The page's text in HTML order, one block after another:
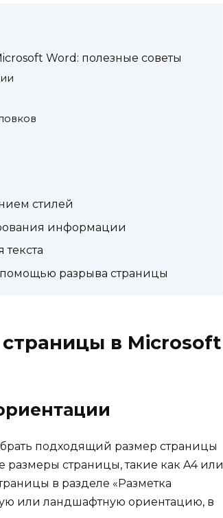
Word: полезные советы
стилей
информации
разрыва страницы
в Microsoft
подходящий размер страницы
страницы, такие как A4 или
в разделе «Разметка
или ландшафтную ориентацию, в